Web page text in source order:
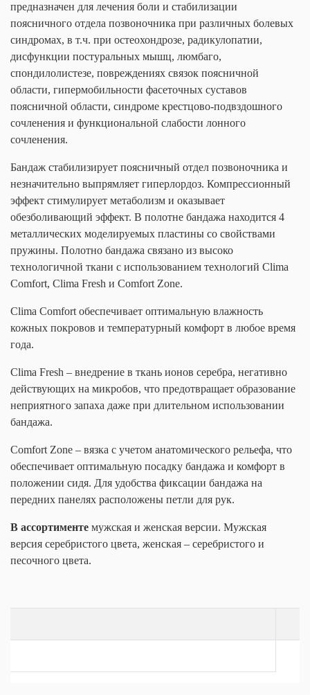
предназначен для лечения боли и стабилизации
поясничного отдела позвоночника при различных болевых
синдромах, в т.ч. при остеохондрозе, радикулопатии,
дисфункции постуральных мышц, люмбаго,
спондилолистезе, повреждениях связок поясничной
области, гипермобильности фасеточных суставов
поясничной области, синдроме крестцово-подвздошного
сочленения и функциональной слабости лонного
сочленения.
Бандаж стабилизирует поясничный отдел позвоночника и
незначительно выпрямляет гиперлордоз. Компрессионный
эффект стимулирует метаболизм и оказывает
обезболивающий эффект. В полотне бандажа находится 4
металлических моделируемых пластины со свойствами
пружины. Полотно бандажа связано из высоко
технологичной ткани с использованием технологий Clima
Comfort, Clima Fresh и Comfort Zone.
Clima Comfort обеспечивает оптимальную влажность
кожных покровов и температурный комфорт в любое время
года.
Clima Fresh – внедрение в ткань ионов серебра, негативно
действующих на микробов, что предотвращает образование
неприятного запаха даже при длительном использовании
бандажа.
Comfort Zone – вязка с учетом анатомического рельефа, что
обеспечивает оптимальную посадку бандажа и комфорт в
положении сидя. Для удобства фиксации бандажа на
передних панелях расположены петли для рук.
В ассортименте мужская и женская версии. Мужская
версия серебристого цвета, женская – серебристого и
песочного цвета.